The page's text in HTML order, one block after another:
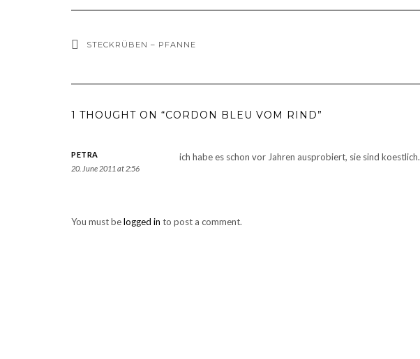
STECKRÜBEN – PFANNE
1 THOUGHT ON “CORDON BLEU VOM RIND”
PETRA
20. June 2011 at 2:56
ich habe es schon vor Jahren ausprobiert, sie sind koestlich.
You must belogged in to post a comment.